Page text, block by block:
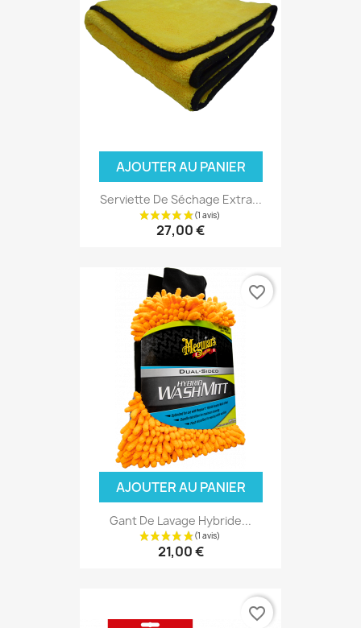
AJOUTER AU PANIER
Serviette De Séchage Extra...
27,00 €
AJOUTER AU PANIER
Gant De Lavage Hybride...
21,00 €
favorite_border
favorite_border